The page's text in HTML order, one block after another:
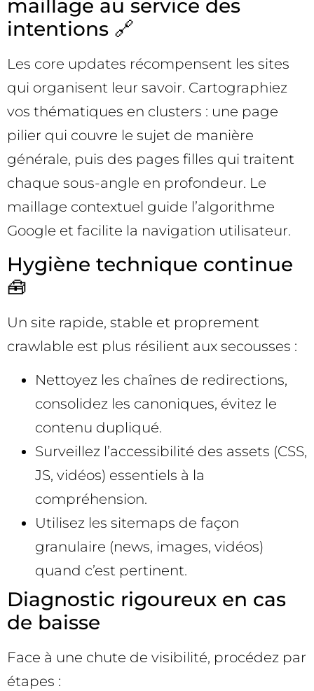
maillage au service des
intentions 🔗
Les core updates récompensent les sites
qui organisent leur savoir. Cartographiez
vos thématiques en clusters : une page
pilier qui couvre le sujet de manière
générale, puis des pages filles qui traitent
chaque sous-angle en profondeur. Le
maillage contextuel guide l’algorithme
Google et facilite la navigation utilisateur.
Hygiène technique continue
🧰
Un site rapide, stable et proprement
crawlable est plus résilient aux secousses :
Nettoyez les chaînes de redirections,
consolidez les canoniques, évitez le
contenu dupliqué.
Surveillez l’accessibilité des assets (CSS,
JS, vidéos) essentiels à la
compréhension.
Utilisez les sitemaps de façon
granulaire (news, images, vidéos)
quand c’est pertinent.
Diagnostic rigoureux en cas
de baisse
Face à une chute de visibilité, procédez par
étapes :